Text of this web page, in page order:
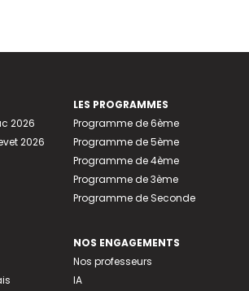
2026
2026
LES PROGRAMMES
Programme de 6ème
Programme de 5ème
Programme de 4ème
Programme de 3ème
Programme de Seconde
NOS ENGAGEMENTS
Nos professeurs
IA